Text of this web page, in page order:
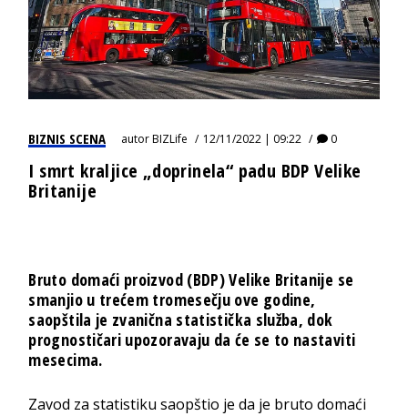
BIZNIS SCENA autorBIZLife 12/11/2022 | 09:22 0
I smrt kraljice „doprinela“ padu BDP Velike
Britanije
Bruto domaći proizvod (BDP) Velike Britanije se
smanjio u trećem tromesečju ove godine,
saopštila je zvanična statistička služba, dok
prognostičari upozoravaju da će se to nastaviti
mesecima.
Zavod za statistiku saopštio je da je bruto domaći